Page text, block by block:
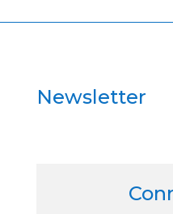
Newsletter